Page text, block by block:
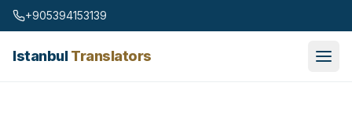
Skip to content
+905394153139
IstanbulTranslators